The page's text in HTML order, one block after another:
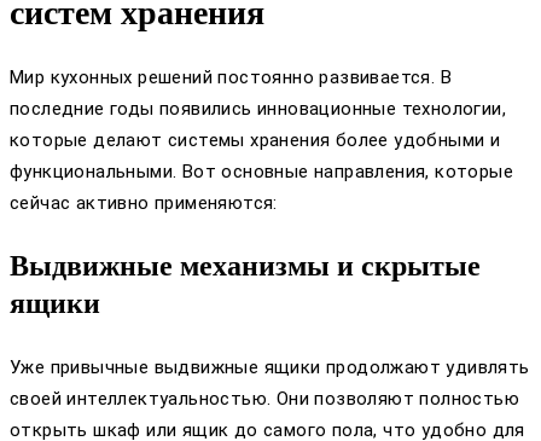
систем хранения
Мир кухонных решений постоянно развивается. В
последние годы появились инновационные технологии,
которые делают системы хранения более удобными и
функциональными. Вот основные направления, которые
сейчас активно применяются:
Выдвижные механизмы и скрытые
ящики
Уже привычные выдвижные ящики продолжают удивлять
своей интеллектуальностью. Они позволяют полностью
открыть шкаф или ящик до самого пола, что удобно для